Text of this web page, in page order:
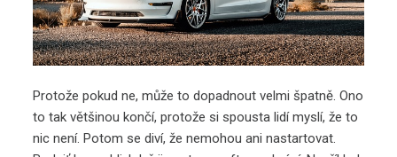
Protože pokud ne, může to dopadnout velmi špatně. Ono
to tak většinou končí, protože si spousta lidí myslí, že to
nic není. Potom se diví, že nemohou ani nastartovat.